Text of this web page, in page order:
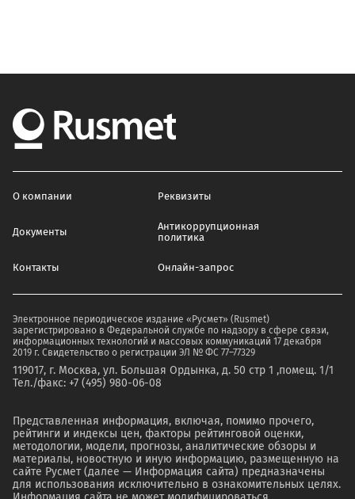
О компании Реквизиты
Документы
Антикоррупционная
политика
Контакты Онлайн-запрос
Электронное периодическое издание «Русмет» (Rusmet)
зарегистрировано в Федеральной службе по надзору в сфере связи,
информационных технологий и массовых коммуникаций 17 декабря
2019 г. Свидетельство о регистрации ЭЛ № ФС 77–77329
119017, г. Москва, ул. Большая Ордынка, д. 50 стр 1 ,помещ. 1/1
Тел./факс: +7 (495) 980-06-08
Представленная информация, включая, помимо прочего,
рейтинги и индексы цен, факторы рейтинговой оценки,
методологии, модели, прогнозы, аналитические обзоры и
материалы, новостную и иную информацию, размещенную на
сайте Русмет (далее — Информация сайта) предназначены
для использования исключительно в ознакомительных целях.